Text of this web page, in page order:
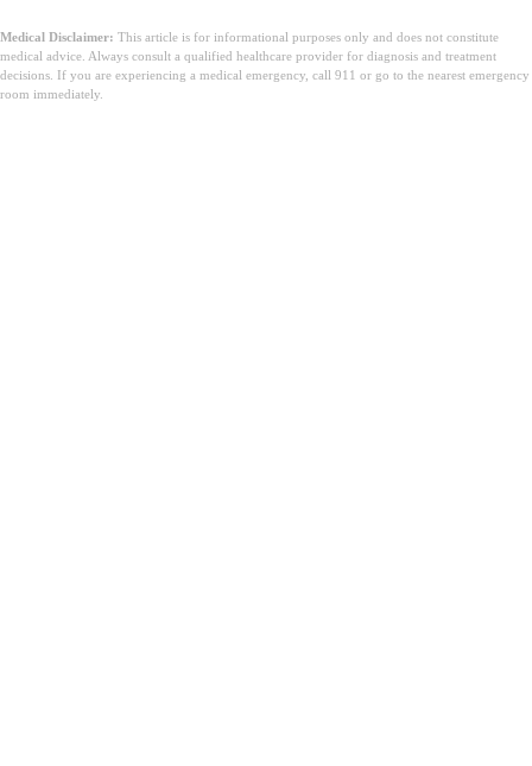
Medical Disclaimer: This article is for informational purposes only and does not constitute
medical advice. Always consult a qualified healthcare provider for diagnosis and treatment
decisions. If you are experiencing a medical emergency, call 911 or go to the nearest emergency
room immediately.